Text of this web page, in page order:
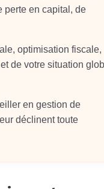
perte en capital, de
optimisation fiscale,
de votre situation
en gestion de
déclinent toute